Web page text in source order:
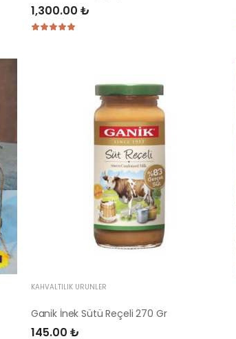
1,300.00 ₺
KAHVALTILIK ÜRÜNLER
Ganik İnek Sütü Reçeli 270 Gr
145.00 ₺